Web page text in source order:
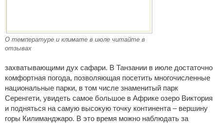
О температуре и климате в июле читайте в
отзывах
захватывающими дух сафари. В Танзании в июле достаточно
комфортная погода, позволяющая посетить многочисленные
национальные парки, в том числе знаменитый парк
Серенгети, увидеть самое большое в Африке озеро Виктория
и подняться на самую высокую точку континента – вершину
горы Килиманджаро. В это время можно наблюдать за